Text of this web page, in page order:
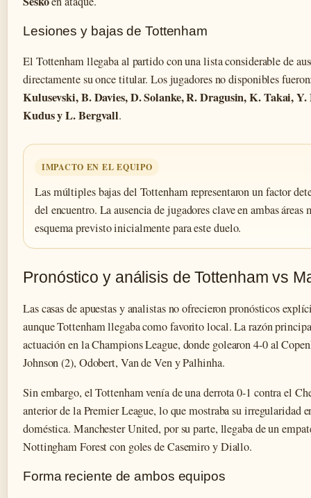
Lesiones y bajas de Tottenham
El Tottenham llegaba al partido con una lista considerable de
directamente su once titular. Los jugadores no disponibles
Kulusevski, B. Davies, D. Solanke, R. Dragusin, K. Takai,
Kudus y L. Bergvall.
IMPACTO EN EL EQUIPO
Las múltiples bajas del Tottenham representaron un factor
del encuentro. La ausencia de jugadores clave en ambas
esquema previsto inicialmente para este duelo.
Pronóstico y análisis de Tottenham vs
Las casas de apuestas y analistas no ofrecieron pronósticos
aunque Tottenham llegaba como favorito local. La razón
actuación en la Champions League, donde golearon 4-0 al
Johnson (2), Odobert, Van de Ven y Palhinha.
Sin embargo, el Tottenham venía de una derrota 0-1 contra el
anterior de la Premier League, lo que mostraba su irregularidad
doméstica. Manchester United, por su parte, llegaba de un
Nottingham Forest con goles de Casemiro y Diallo.
Forma reciente de ambos equipos